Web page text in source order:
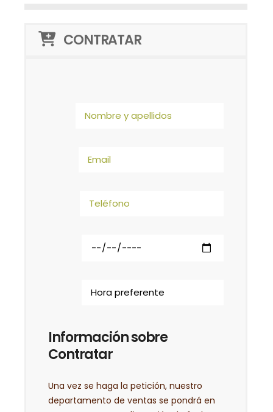
CONTRATAR
Información sobre
Contratar
Una vez se haga la petición, nuestro
departamento de ventas se pondrá en